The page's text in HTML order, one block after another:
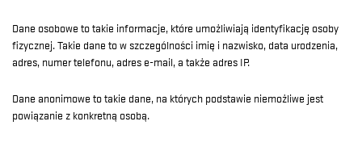
Dane osobowe to takie informacje, które umożliwiają identyfikację osoby
fizycznej. Takie dane to w szczególności imię i nazwisko, data urodzenia,
adres, numer telefonu, adres e-mail, a także adres IP.
Dane anonimowe to takie dane, na których podstawie niemożliwe jest
powiązanie z konkretną osobą.